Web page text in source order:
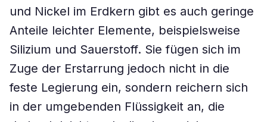
und Nickel im Erdkern gibt es auch geringe
Anteile leichter Elemente, beispielsweise
Silizium und Sauerstoff. Sie fügen sich im
Zuge der Erstarrung jedoch nicht in die
feste Legierung ein, sondern reichern sich
in der umgebenden Flüssigkeit an, die